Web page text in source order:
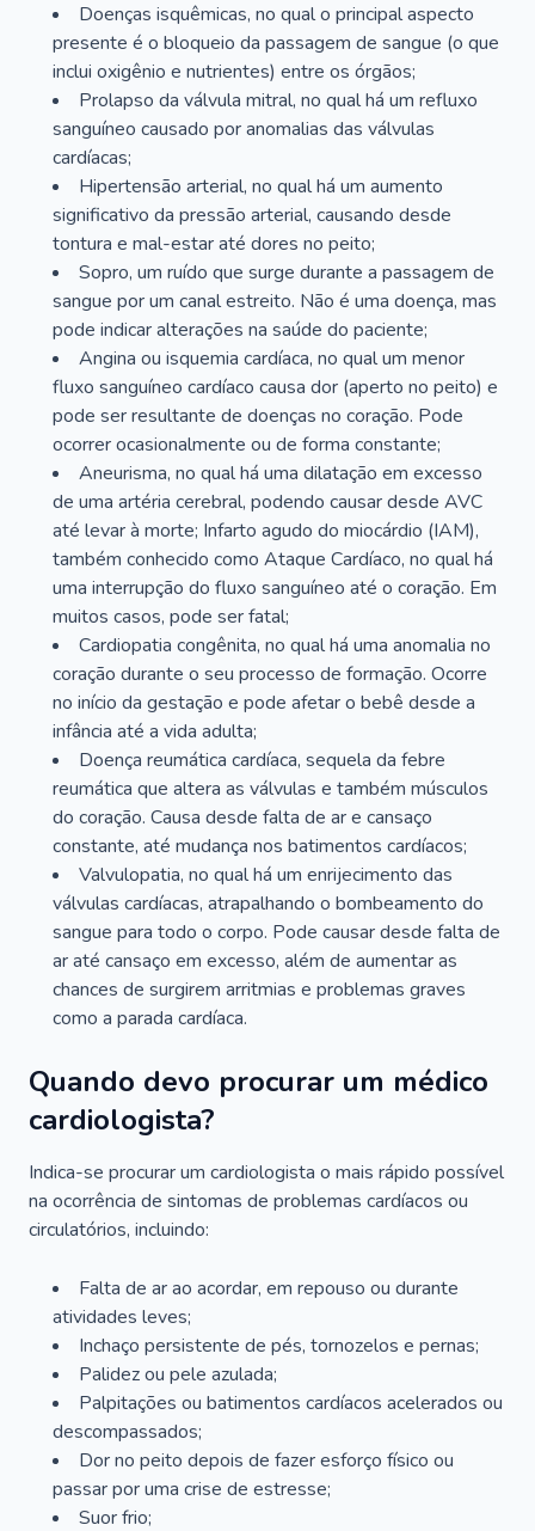
Doenças isquêmicas, no qual o principal aspecto
presente é o bloqueio da passagem de sangue (o que
inclui oxigênio e nutrientes) entre os órgãos;
Prolapso da válvula mitral, no qual há um refluxo
sanguíneo causado por anomalias das válvulas
cardíacas;
Hipertensão arterial, no qual há um aumento
significativo da pressão arterial, causando desde
tontura e mal-estar até dores no peito;
Sopro, um ruído que surge durante a passagem de
sangue por um canal estreito. Não é uma doença, mas
pode indicar alterações na saúde do paciente;
Angina ou isquemia cardíaca, no qual um menor
fluxo sanguíneo cardíaco causa dor (aperto no peito) e
pode ser resultante de doenças no coração. Pode
ocorrer ocasionalmente ou de forma constante;
Aneurisma, no qual há uma dilatação em excesso
de uma artéria cerebral, podendo causar desde AVC
até levar à morte; Infarto agudo do miocárdio (IAM),
também conhecido como Ataque Cardíaco, no qual há
uma interrupção do fluxo sanguíneo até o coração. Em
muitos casos, pode ser fatal;
Cardiopatia congênita, no qual há uma anomalia no
coração durante o seu processo de formação. Ocorre
no início da gestação e pode afetar o bebê desde a
infância até a vida adulta;
Doença reumática cardíaca, sequela da febre
reumática que altera as válvulas e também músculos
do coração. Causa desde falta de ar e cansaço
constante, até mudança nos batimentos cardíacos;
Valvulopatia, no qual há um enrijecimento das
válvulas cardíacas, atrapalhando o bombeamento do
sangue para todo o corpo. Pode causar desde falta de
ar até cansaço em excesso, além de aumentar as
chances de surgirem arritmias e problemas graves
como a parada cardíaca.
Quando devo procurar um médico
cardiologista?
Indica-se procurar um cardiologista o mais rápido possível
na ocorrência de sintomas de problemas cardíacos ou
circulatórios, incluindo:
Falta de ar ao acordar, em repouso ou durante
atividades leves;
Inchaço persistente de pés, tornozelos e pernas;
Palidez ou pele azulada;
Palpitações ou batimentos cardíacos acelerados ou
descompassados;
Dor no peito depois de fazer esforço físico ou
passar por uma crise de estresse;
Suor frio;